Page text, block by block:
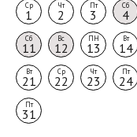
Ср
1
Чт
2
Пт
3
Сб
4
Сб
11
Вс
12
ПН
13
Вт
14
Вт
21
Ср
22
Чт
23
Пт
24
Пт
31